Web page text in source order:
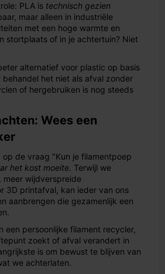
PLA is technisch gezien
maar alleen in industriële
met een hoge warmte en
stortplaats of in je achtertuin? Niet
alternatief voor plastic op basis
behandel het niet als afval zonder
of hergebruiken is nog steeds
Wees een
de vraag "Kun je filamentpoep
het kost moeite. Terwijl we
wijdverspreide
3D printafval, kan ieder van ons
aanbrengen die gezamenlijk een
een persoonlijke filament recycler,
zoekt of afval verandert in
is om bewust te blijven van
we achterlaten.